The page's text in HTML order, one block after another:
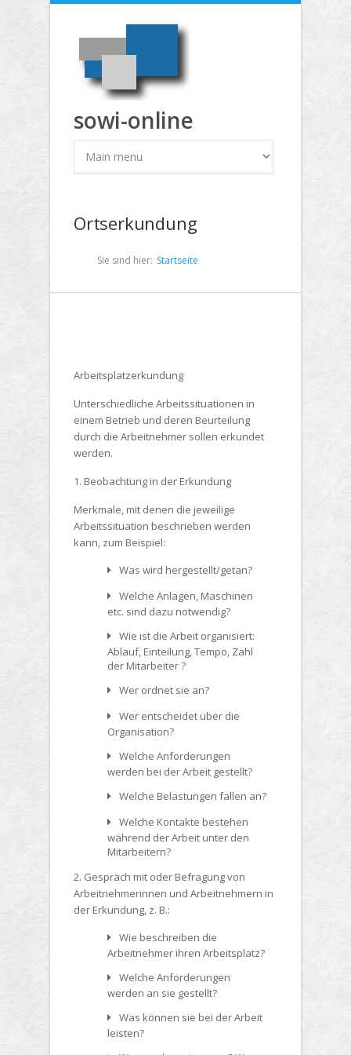
Direkt zum Inhalt
sowi-online
Ortserkundung
Sie sind hier: Startseite
Arbeitsplatzerkundung
Unterschiedliche Arbeitssituationen in
einem Betrieb und deren Beurteilung
durch die Arbeitnehmer sollen erkundet
werden.
1. Beobachtung in der Erkundung
Merkmale, mit denen die jeweilige
Arbeitssituation beschrieben werden
kann, zum Beispiel:
Was wird hergestellt/getan?
Welche Anlagen, Maschinen
etc. sind dazu notwendig?
Wie ist die Arbeit organisiert:
Ablauf, Einteilung, Tempo, Zahl
der Mitarbeiter ?
Wer ordnet sie an?
Wer entscheidet über die
Organisation?
Welche Anforderungen
werden bei der Arbeit gestellt?
Welche Belastungen fallen an?
Welche Kontakte bestehen
während der Arbeit unter den
Mitarbeitern?
2. Gespräch mit oder Befragung von
Arbeitnehmerinnen und Arbeitnehmern in
der Erkundung, z. B.:
Wie beschreiben die
Arbeitnehmer ihren Arbeitsplatz?
Welche Anforderungen
werden an sie gestellt?
Was können sie bei der Arbeit
leisten?